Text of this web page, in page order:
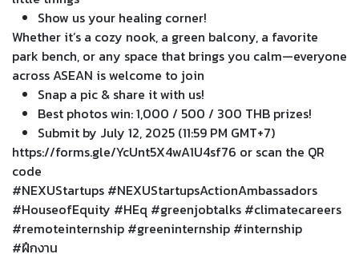
Show us your healing corner!
Whether it’s a cozy nook, a green balcony, a favorite
park bench, or any space that brings you calm—everyone
across ASEAN is welcome to join
Snap a pic & share it with us!
Best photos win: 1,000 / 500 / 300 THB prizes!
Submit by July 12, 2025 (11:59 PM GMT+7)
https://forms.gle/YcUnt5X4wA1U4sf76 or scan the QR
code
#NEXUStartups #NEXUStartupsActionAmbassadors
#HouseofEquity #HEq #greenjobtalks #climatecareers
#remoteinternship #greeninternship #internship
#ฝึกงาน